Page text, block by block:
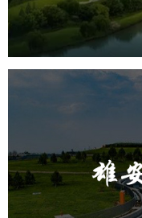
AR太
公园